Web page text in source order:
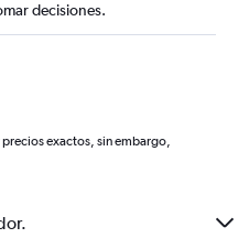
decisiones.
exactos, sin embargo,